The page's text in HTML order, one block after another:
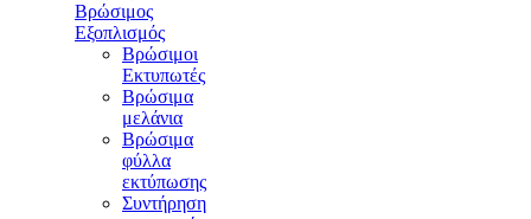
Βρώσιμος
Εξοπλισμός
Βρώσιμοι
Εκτυπωτές
Βρώσιμα
μελάνια
Βρώσιμα
φύλλα
εκτύπωσης
Συντήρηση